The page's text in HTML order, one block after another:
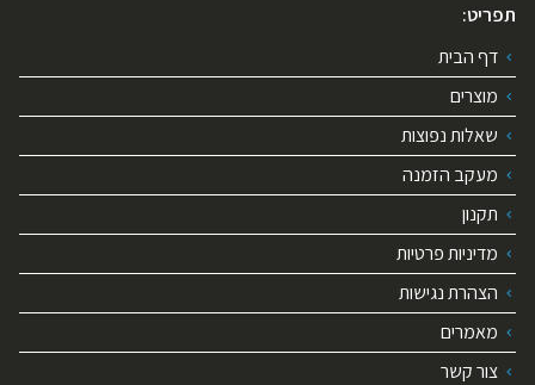
תפריט:
דף הבית
מוצרים
שאלות נפוצות
מעקב הזמנה
תקנון
מדיניות פרטיות
הצהרת נגישות
מאמרים
צור קשר